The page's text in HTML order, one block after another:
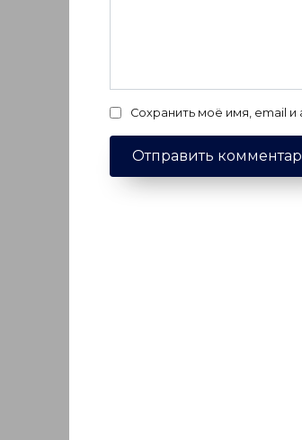
Сохранить моё имя, email